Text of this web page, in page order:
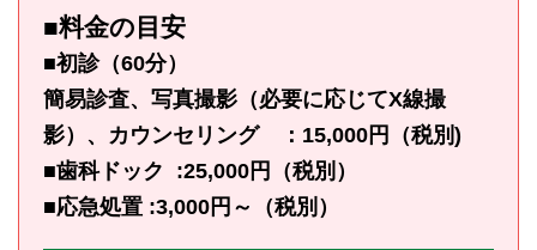
■料金の目安
■初診（60分）
簡易診査、写真撮影（必要に応じてX線撮
影）、カウンセリング ：15,000円（税別)
■歯科ドック :25,000円（税別）
■応急処置 :3,000円～（税別）